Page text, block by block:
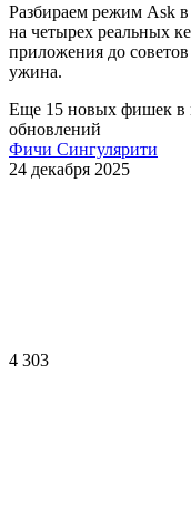
Разбираем режим Ask
на четырех реальных
приложения до
ужина.
Еще 15 новых фишек в
обновлений
Фичи Сингулярити
24 декабря 2025
4 303